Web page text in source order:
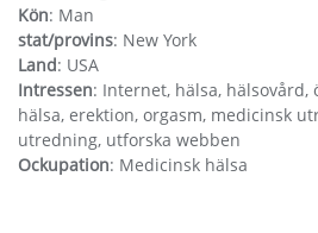
Kön: Man
stat/provins: New York
Land: USA
Intressen: Internet, hälsa,
hälsa, erektion, orgasm, medicinsk
utredning, utforska webben
Ockupation: Medicinsk hälsa